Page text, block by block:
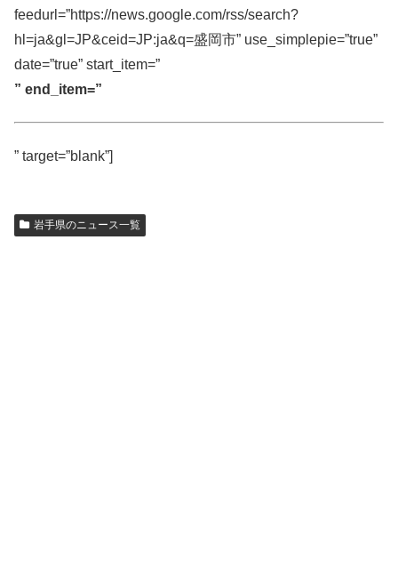
feedurl=”https://news.google.com/rss/search?
hl=ja&gl=JP&ceid=JP:ja&q=盛岡市” use_simplepie=”true”
date=”true” start_item=”
” end_item=”
” target=”blank”]
岩手県のニュース一覧